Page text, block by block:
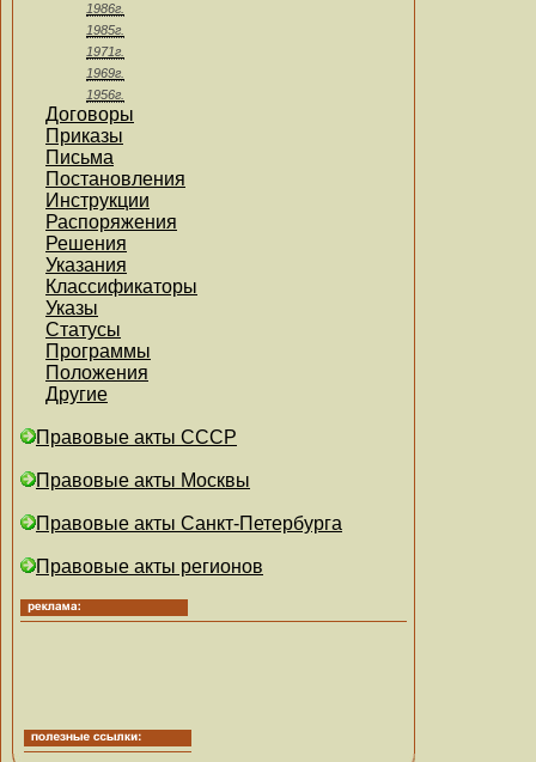
1986г.
1985г.
1971г.
1969г.
1956г.
Договоры
Приказы
Письма
Постановления
Инструкции
Распоряжения
Решения
Указания
Классификаторы
Указы
Статусы
Программы
Положения
Другие
Правовые акты СССР
Правовые акты Москвы
Правовые акты Санкт-Петербурга
Правовые акты регионов